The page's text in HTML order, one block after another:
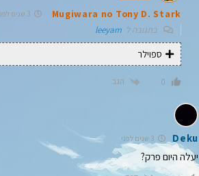
Mugiwara no Tony D. Stark 3 שנים לפני
בתגובה ל leeyam
ספוילר
0 הגב
Deku
יעלה היום פרק?